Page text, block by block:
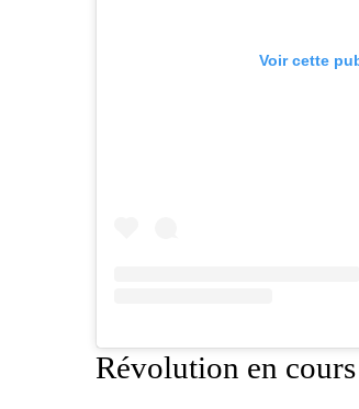
Voir cette
Révolution en